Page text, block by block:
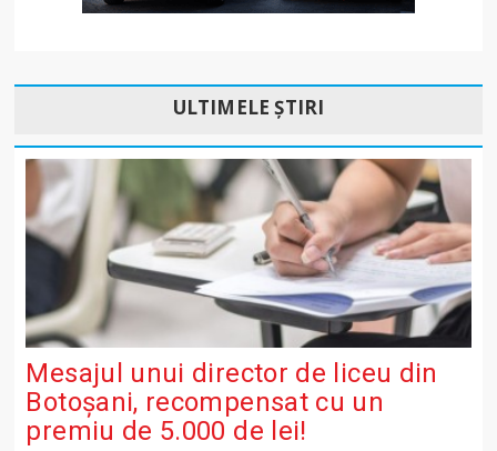
ULTIMELE ȘTIRI
Mesajul unui director de liceu din
Botoșani, recompensat cu un
premiu de 5.000 de lei!